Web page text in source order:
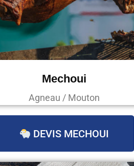
Mechoui
Agneau / Mouton
DEVIS MECHOUI